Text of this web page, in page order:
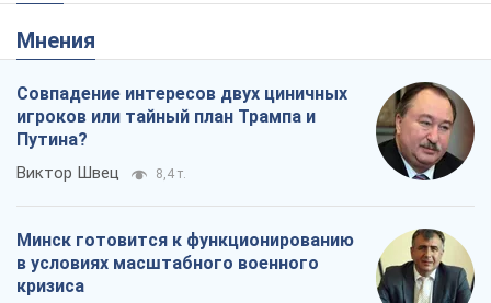
Мнения
Совпадение интересов двух циничных
игроков или тайный план Трампа и
Путина?
Виктор Швец 8,4 т.
Минск готовится к функционированию
в условиях масштабного военного
кризиса